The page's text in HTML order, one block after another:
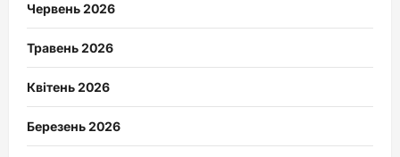
Червень 2026
Травень 2026
Квітень 2026
Березень 2026